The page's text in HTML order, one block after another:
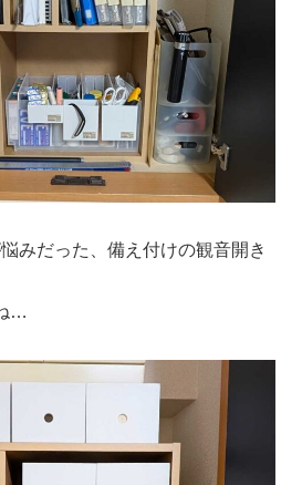
みだった、備え付けの観音開き
…